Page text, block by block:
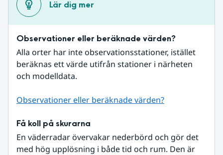
Lär dig mer
Observationer eller beräknade värden?
Alla orter har inte observationsstationer, istället
beräknas ett värde utifrån stationer i närheten
och modelldata.
Observationer eller beräknade värden?
Få koll på skurarna
En väderradar övervakar nederbörd och gör det
med hög upplösning i både tid och rum. Den är